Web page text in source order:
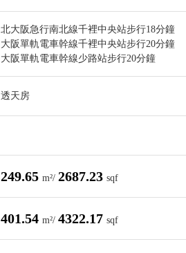
北大阪急行南北線千裡中央站步行18分鐘
大阪單軌電車幹線千裡中央站步行20分鐘
大阪單軌電車幹線少路站步行20分鐘
透天房
249.65 m²/ 2687.23 sqf
401.54 m²/ 4322.17 sqf